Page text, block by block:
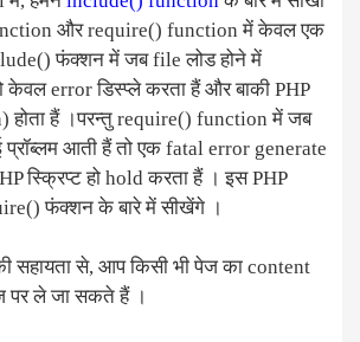
और require() function में केवल एक
फंक्शन में जब file लोड होने में
error डिस्प्ले करता हैं और बाकी PHP
होता हैं ।परन्तु require() function में जब
प्रॉब्लम आती हैं तो एक fatal error generate
स्क्रिप्ट हो hold करता हैं । इस PHP
फंक्शन के बारे में सीखेंगे ।
सहायता से, आप किसी भी पेज का content
पर ले जा सकते हैं ।